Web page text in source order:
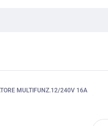
MULTIFUNZ.12/240V 16A